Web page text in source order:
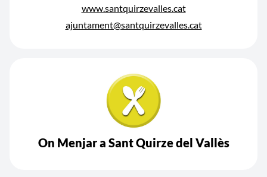
www.santquirzevalles.cat
ajuntament@santquirzevalles.cat
On Menjar a Sant Quirze del Vallès